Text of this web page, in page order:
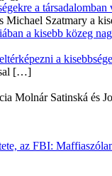
a társadalomban
Szatmary a
a kisebb közeg
a
[…]
Molnár Satinská és
az FBI: